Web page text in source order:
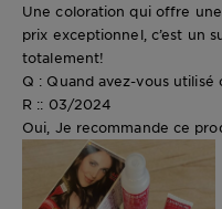
Une coloration qui offre
prix exceptionnel, c’est un
totalement!
Q : Quand avez-vous utilisé
R :: 03/2024
Oui, Je recommande ce